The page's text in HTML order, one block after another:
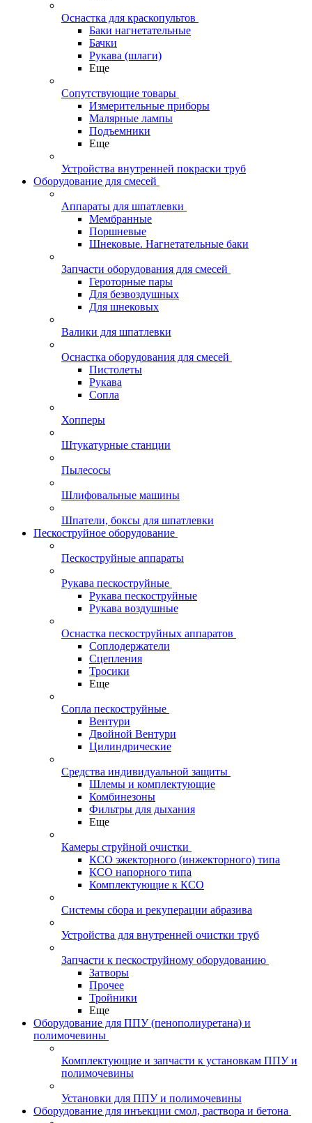
Оснастка для краскопультов
Баки нагнетательные
Бачки
Рукава (шлаги)
Еще
Сопутствующие товары
Измерительные приборы
Малярные лампы
Подъемники
Еще
Устройства внутренней покраски труб
Оборудование для смесей
Аппараты для шпатлевки
Мембранные
Поршневые
Шнековые. Нагнетательные баки
Запчасти оборудования для смесей
Героторные пары
Для безвоздушных
Для шнековых
Валики для шпатлевки
Оснастка оборудования для смесей
Пистолеты
Рукава
Сопла
Хопперы
Штукатурные станции
Пылесосы
Шлифовальные машины
Шпатели, боксы для шпатлевки
Пескоструйное оборудование
Пескоструйные аппараты
Рукава пескоструйные
Рукава пескоструйные
Рукава воздушные
Оснастка пескоструйных аппаратов
Соплодержатели
Сцепления
Тросики
Еще
Сопла пескоструйные
Вентури
Двойной Вентури
Цилиндрические
Средства индивидуальной защиты
Шлемы и комплектующие
Комбинезоны
Фильтры для дыхания
Еще
Камеры струйной очистки
КСО эжекторного (инжекторного) типа
КСО напорного типа
Комплектующие к КСО
Системы сбора и рекуперации абразива
Устройства для внутренней очистки труб
Запчасти к пескоструйному оборудованию
Затворы
Прочее
Тройники
Еще
Оборудование для ППУ (пенополиуретана) и
полимочевины
Комплектующие и запчасти к установкам ППУ и
полимочевины
Установки для ППУ и полимочевины
Оборудование для инъекции смол, раствора и бетона